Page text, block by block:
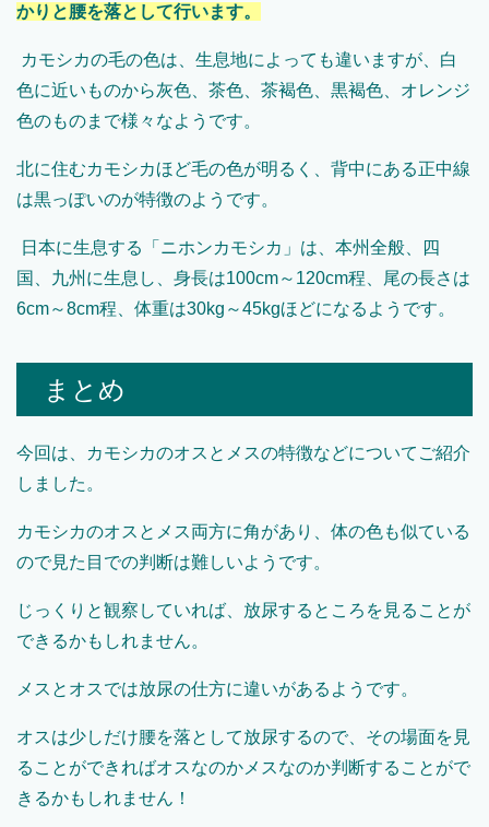
かりと腰を落として行います。
カモシカの毛の色は、生息地によっても違いますが、白
色に近いものから灰色、茶色、茶褐色、黒褐色、オレンジ
色のものまで様々なようです。
北に住むカモシカほど毛の色が明るく、背中にある正中線
は黒っぽいのが特徴のようです。
日本に生息する「ニホンカモシカ」は、本州全般、四
国、九州に生息し、身長は100cm～ 120cm程、尾の長さは
6cm～8cm程、体重は30kg ～45kgほどになるようです。
まとめ
今回は、カモシカのオスとメスの特徴などについてご紹介
しました。
カモシカのオスとメス両方に角があり、体の色も似ている
ので見た目での判断は難しいようです。
じっくりと観察していれば、放尿するところを見ることが
できるかもしれません。
メスとオスでは放尿の仕方に違いがあるようです。
オスは少しだけ腰を落として放尿するので、その場面を見
ることができればオスなのかメスなのか判断することがで
きるかもしれません！